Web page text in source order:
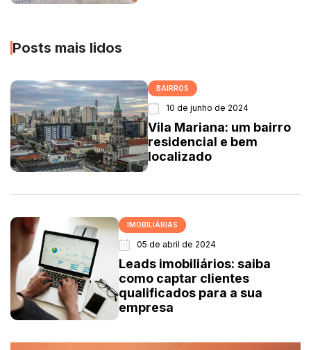
Posts mais lidos
BAIRROS
10 de junho de 2024
Vila Mariana: um bairro
residencial e bem
localizado
IMOBILIÁRIAS
05 de abril de 2024
Leads imobiliários: saiba
como captar clientes
qualificados para a sua
empresa